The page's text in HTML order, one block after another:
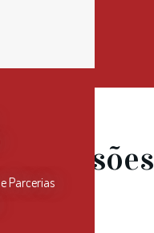
Sessões
Parcerias